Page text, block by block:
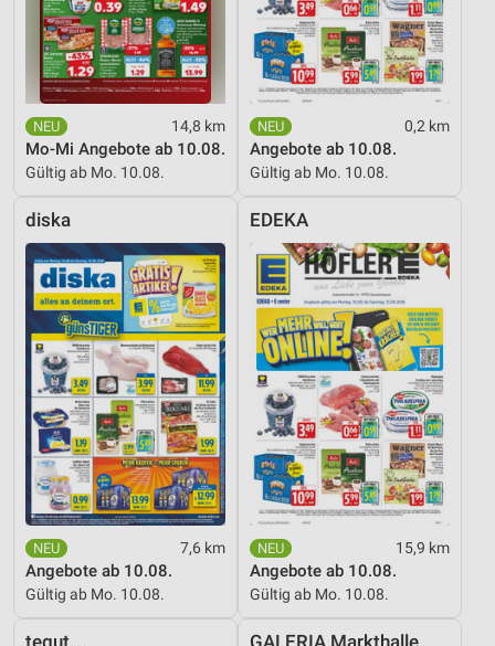
14,8 km
Mo-Mi Angebote ab 10.08.
Gültig ab Mo. 10.08.
0,2 km
Angebote ab 10.08.
Gültig ab Mo. 10.08.
diska
7,6 km
Angebote ab 10.08.
Gültig ab Mo. 10.08.
EDEKA
15,9 km
Angebote ab 10.08.
Gültig ab Mo. 10.08.